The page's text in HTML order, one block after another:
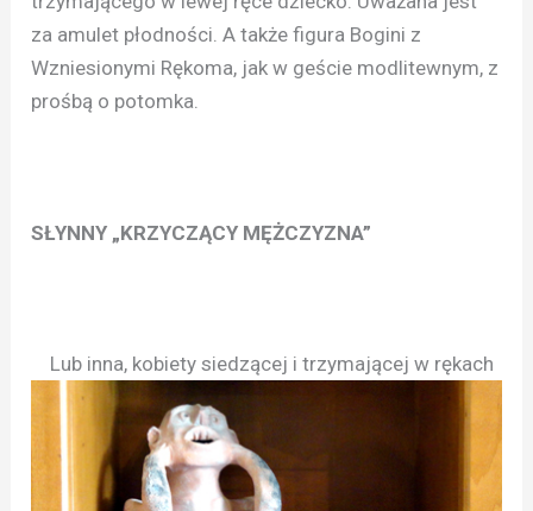
za amulet płodności. A także figura Bogini z
Wzniesionymi Rękoma, jak w geście modlitewnym, z
prośbą o potomka.
SŁYNNY „KRZYCZĄCY MĘŻCZYZNA”
Lub inna, kobiety siedzącej i trzymającej w rękach